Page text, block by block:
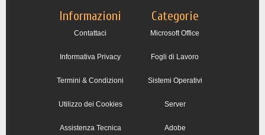
Informazioni
Contattaci
Informativa Privacy
Termini & Condizioni
Utilizzo dei Cookies
Assistenza Tecnica
Categorie
Microsoft Office
Fogli di Lavoro
Sistemi Operativi
Server
Adobe